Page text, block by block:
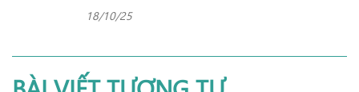
18/10/25